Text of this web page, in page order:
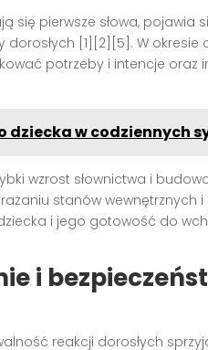
się pierwsze słowa, pojawia
[1][2][5]. W okresie
potrzeby i intencje oraz
dziecka w codziennych
wzrost słownictwa i
stanów wewnętrznych
i jego gotowość do
i
reakcji dorosłych